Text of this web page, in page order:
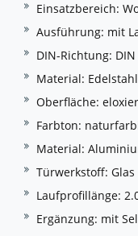
Einsatzbereich:
Ausführung: mit
DIN-Richtung:
Material: Edelstahl
Oberfläche:
Farbton:
Material:
Türwerkstoff: Glas
Laufprofillänge:
Ergänzung: mit